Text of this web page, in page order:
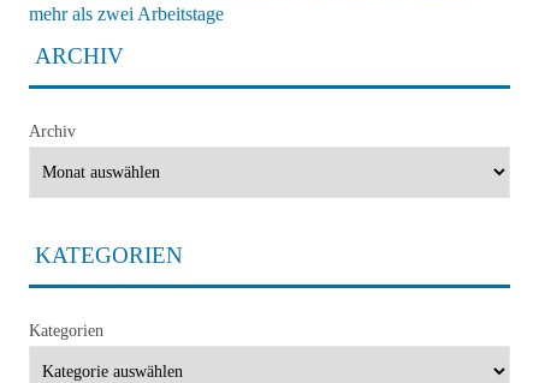
mehr als zwei Arbeitstage
ARCHIV
Archiv
KATEGORIEN
Kategorien